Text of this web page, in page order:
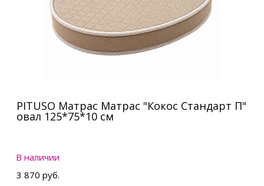
PITUSO Матрас Матрас "Кокос Стандарт П"
овал 125*75*10 см
В наличии
3 870 руб.